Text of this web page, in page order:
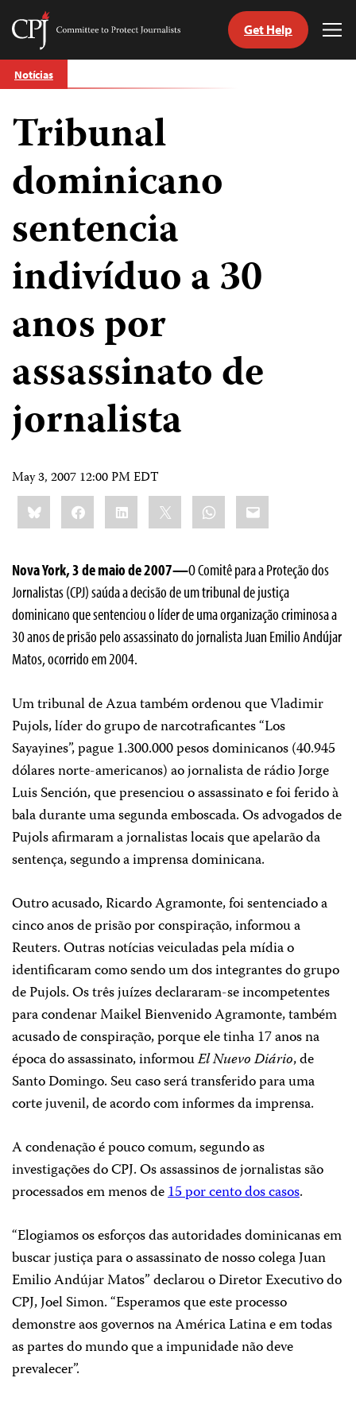
Skip
to
Committee
Journalists
Get Help
Notícias
Tribunal
dominicano
sentencia
indivíduo a 30
anos por
assassinato de
jornalista
May 3, 2007 12:00 PM EDT
Share
this:BlueskyFacebookLinkedIn WhatsApp
Email
Nova York, 3 de maio de 2007—O Comitê para a Proteção dos
Jornalistas (CPJ) saúda a decisão de um tribunal de justiça
dominicano que sentenciou o líder de uma organização criminosa a
30 anos de prisão pelo assassinato do jornalista Juan Emilio Andújar
Matos, ocorrido em 2004.
Um tribunal de Azua também ordenou que Vladimir
Pujols, líder do grupo de narcotraficantes “Los
Sayayines”, pague 1.300.000 pesos dominicanos (40.945
dólares norte-americanos) ao jornalista de rádio Jorge
Luis Sención, que presenciou o assassinato e foi ferido à
bala durante uma segunda emboscada. Os advogados de
Pujols afirmaram a jornalistas locais que apelarão da
sentença, segundo a imprensa dominicana.
Outro acusado, Ricardo Agramonte, foi sentenciado a
cinco anos de prisão por conspiração, informou a
Reuters. Outras notícias veiculadas pela mídia o
identificaram como sendo um dos integrantes do grupo
de Pujols. Os três juízes declararam-se incompetentes
para condenar Maikel Bienvenido Agramonte, também
acusado de conspiração, porque ele tinha 17 anos na
época do assassinato, informouEl Nuevo Diário, de
Santo Domingo. Seu caso será transferido para uma
corte juvenil, de acordo com informes da imprensa.
A condenação é pouco comum, segundo as
investigações do CPJ. Os assassinos de jornalistas são
processados em menos de15 por cento dos casos.
“Elogiamos os esforços das autoridades dominicanas em
buscar justiça para o assassinato de nosso colega Juan
Emilio Andújar Matos” declarou o Diretor Executivo do
CPJ, Joel Simon. “Esperamos que este processo
demonstre aos governos na América Latina e em todas
as partes do mundo que a impunidade não deve
prevalecer”.